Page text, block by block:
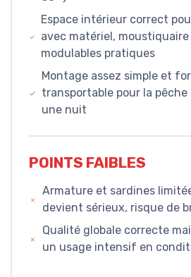
Espace intérieur correct
avec matériel,
modulables pratiques
Montage assez simple et
transportable pour la pêche
une nuit
POINTS FAIBLES
Armature et sardines
devient sérieux, risque de
Qualité globale correcte
un usage intensif en